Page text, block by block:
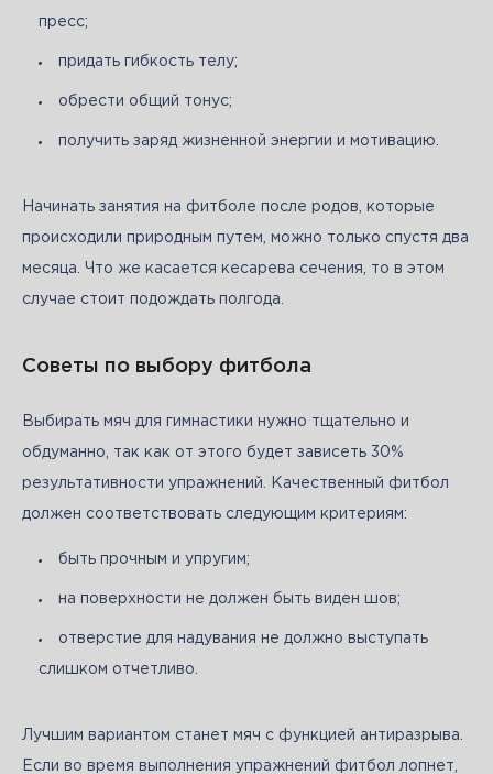
пресс;
придать гибкость телу;
обрести общий тонус;
получить заряд жизненной энергии и мотивацию.
Начинать занятия на фитболе после родов, которые
происходили природным путем, можно только спустя два
месяца. Что же касается кесарева сечения, то в этом
случае стоит подождать полгода.
Советы по выбору фитбола
Выбирать мяч для гимнастики нужно тщательно и
обдуманно, так как от этого будет зависеть 30%
результативности упражнений. Качественный фитбол
должен соответствовать следующим критериям:
быть прочным и упругим;
на поверхности не должен быть виден шов;
отверстие для надувания не должно выступать
слишком отчетливо.
Лучшим вариантом станет мяч с функцией антиразрыва.
Если во время выполнения упражнений фитбол лопнет,